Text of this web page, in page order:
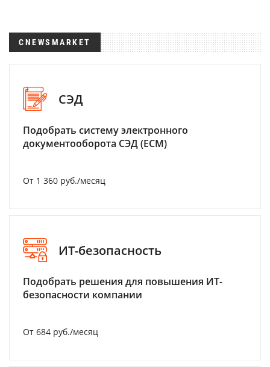
CNEWSMARKET
СЭД
Подобрать систему электронного
документооборота СЭД (ECM)
От 1 360 руб./месяц
ИТ-безопасность
Подобрать решения для повышения ИТ-
безопасности компании
От 684 руб./месяц